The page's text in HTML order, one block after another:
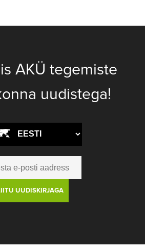
AKÜ tegemiste
uudistega!